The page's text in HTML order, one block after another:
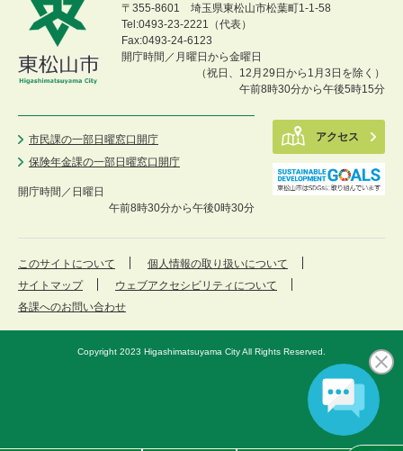
〒355-8601 埼玉県東松山市松葉町1-1-58
Tel:0493-23-2221（代表）
Fax:0493-24-6123
開庁時間／月曜日から金曜日
（祝日、12月29日から1月3日を除く）
午前8時30分から午後5時15分
市民課の一部日曜窓口開庁
保険年金課の一部日曜窓口開庁
開庁時間／ 日曜日
午前8時30分から午後0時30分
アクセス
このサイトについて
個人情報の取り扱いについて
サイトマップ
ウェブアクセシビリティについて
各課へのお問い合わせ
Copyright 2023 Higashimatsuyama City All Rights Reserved.